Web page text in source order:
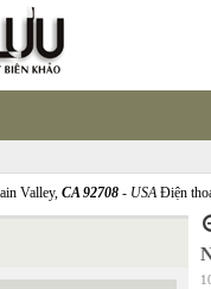
Valley, CA 92708 - USAĐiện